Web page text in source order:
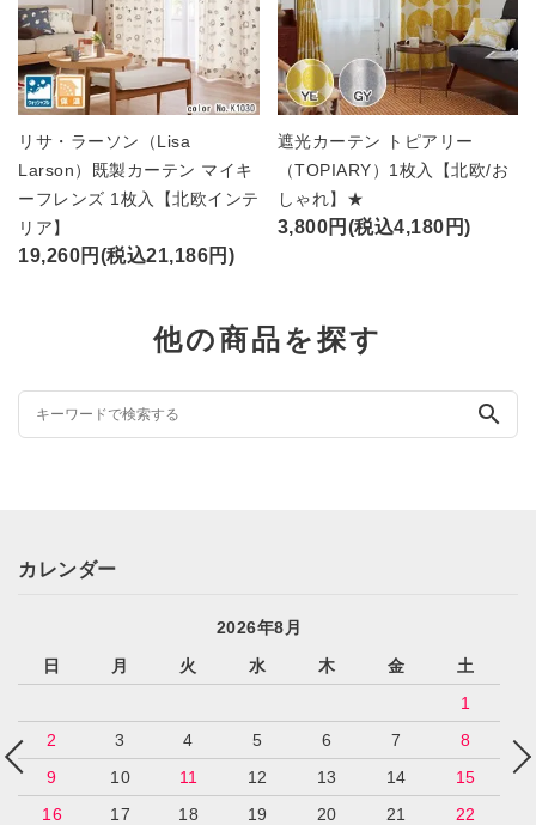
リサ・ラーソン（Lisa
Larson）既製カーテン マイキ
ーフレンズ 1枚入【北欧インテ
リア】
19,260円(税込21,186円)
遮光カーテン トピアリー
（TOPIARY）1枚入【北欧/お
しゃれ】★
3,800円(税込4,180円)
他の商品を探す
search
カレンダー
2026年8月
日
月 火 水 木 金
土
1
2
3 4 5 6 7
8
9
10 11 12 13 14
15
16
17 18 19 20 21
22